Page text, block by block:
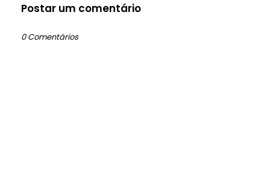
Postar um comentário
0 Comentários